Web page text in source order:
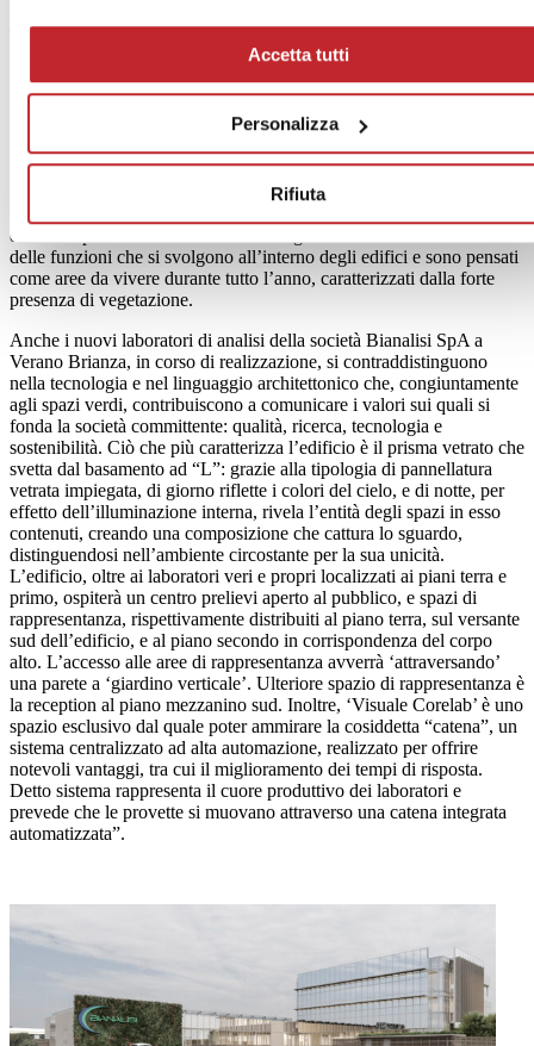
Accetta tutti
Personalizza
Rifiuta
2019-2020
volumi parallelepipedei costituiti dai due edifici sopracitati, che di
notte, illuminandosi, emergono nello skyline del paesaggio
circostante, al fine di essere un punto di rifermento unico e
della composizione architettonica: fungono da filtro e anticamera
delle funzioni che si svolgono all’interno degli edifici e sono pensati
come aree da vivere durante tutto l’anno, caratterizzati dalla forte
presenza di vegetazione.
Anche i nuovi laboratori di analisi della società Bianalisi SpA a
Verano Brianza, in corso di realizzazione, si contraddistinguono
nella tecnologia e nel linguaggio architettonico che, congiuntamente
agli spazi verdi, contribuiscono a comunicare i valori sui quali si
fonda la società committente: qualità, ricerca, tecnologia e
sostenibilità. Ciò che più caratterizza l’edificio è il prisma vetrato che
svetta dal basamento ad “L”: grazie alla tipologia di pannellatura
vetrata impiegata, di giorno riflette i colori del cielo, e di notte, per
effetto dell’illuminazione interna, rivela l’entità degli spazi in esso
contenuti, creando una composizione che cattura lo sguardo,
distinguendosi nell’ambiente circostante per la sua unicità.
L’edificio, oltre ai laboratori veri e propri localizzati ai piani terra e
primo, ospiterà un centro prelievi aperto al pubblico, e spazi di
rappresentanza, rispettivamente distribuiti al piano terra, sul versante
sud dell’edificio, e al piano secondo in corrispondenza del corpo
alto. L’accesso alle aree di rappresentanza avverrà ‘attraversando’
una parete a ‘giardino verticale’. Ulteriore spazio di rappresentanza è
la reception al piano mezzanino sud. Inoltre, ‘Visuale Corelab’ è uno
spazio esclusivo dal quale poter ammirare la cosiddetta “catena”, un
sistema centralizzato ad alta automazione, realizzato per offrire
notevoli vantaggi, tra cui il miglioramento dei tempi di risposta.
Detto sistema rappresenta il cuore produttivo dei laboratori e
prevede che le provette si muovano attraverso una catena integrata
automatizzata”.